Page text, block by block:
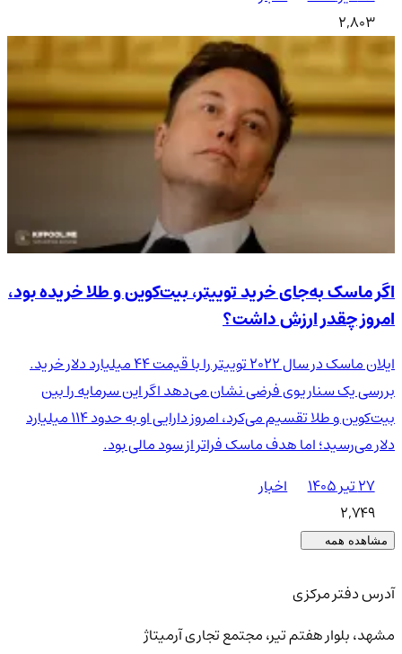
2,803
اگر ماسک به‌جای خرید توییتر، بیت‌کوین و طلا خریده بود،
امروز چقدر ارزش داشت؟
ایلان ماسک در سال ۲۰۲۲ توییتر را با قیمت ۴۴ میلیارد دلار خرید.
بررسی یک سناریوی فرضی نشان می‌دهد اگر این سرمایه را بین
بیت‌کوین و طلا تقسیم می‌کرد، امروز دارایی او به حدود ۱۱۴ میلیارد
دلار می‌رسید؛ اما هدف ماسک فراتر از سود مالی بود.
۲۷ تیر ۱۴۰۵
اخبار
2,749
مشاهده همه
آدرس دفتر مرکزی
مشهد، بلوار هفتم تیر، مجتمع تجاری آرمیتاژ